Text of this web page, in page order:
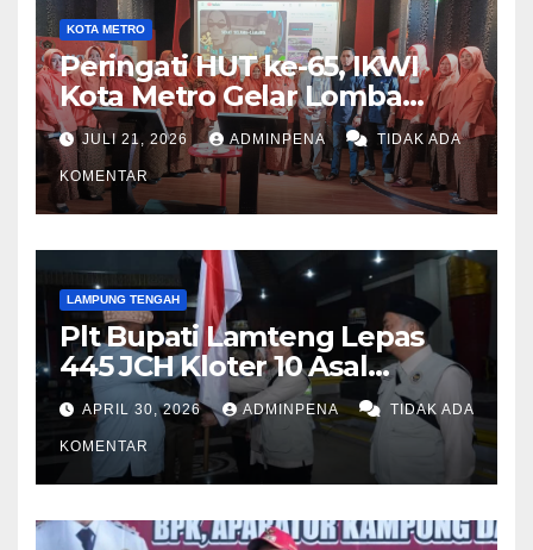
KOTA METRO
Peringati HUT ke-65, IKWI
Kota Metro Gelar Lomba
Fashion Show
JULI 21, 2026 ADMINPENA TIDAK ADA
KOMENTAR
LAMPUNG TENGAH
Plt Bupati Lamteng Lepas
445 JCH Kloter 10 Asal
Lamteng
APRIL 30, 2026 ADMINPENA TIDAK ADA
KOMENTAR